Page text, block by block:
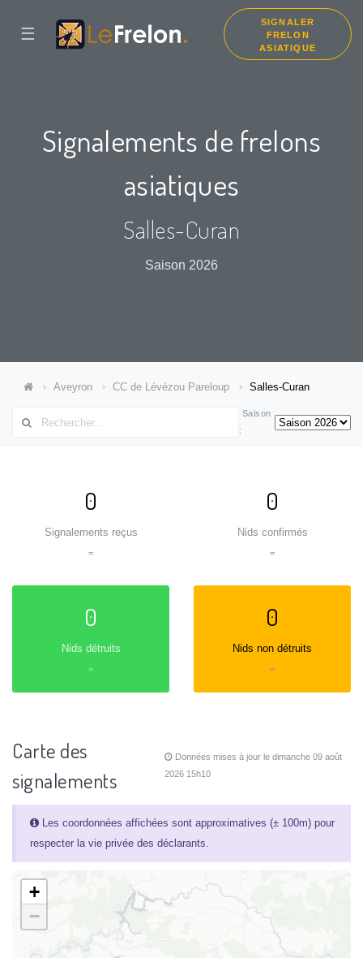
☰
SIGNALER
FRELON
ASIATIQUE
Signalements de frelons
asiatiques
Salles-Curan
Saison 2026
Aveyron CC de Lévézou Pareloup Salles-Curan
Saison
:
0
Signalements reçus
=
0
Nids confirmés
=
0
Nids détruits
=
0
Nids non détruits
=
Carte des
signalements
Données mises à jour le dimanche 09 août
2026 15h10
Les coordonnées affichées sont approximatives (± 100m) pour
respecter la vie privée des déclarants.
+
−